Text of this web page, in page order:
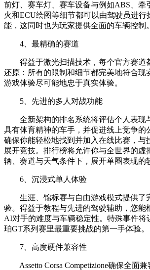
前灯、赛车灯、赛车设备与例如ABS、牵
火和ECU绘图等细节都可以由驾驶员进行
能，这同时也为玩家提供全面的车辆控制。
4、最精确的赛道
得益于激光扫描技术，每个官方赛道
还原：所有的限制和细节都完美地符合现
游戏体验尽可能地忠于真实体验。
5、先进的多人对战功能
全新架构的排名系统将评估个人表现
具有体育精神的车手，并促进线上竞争的
确保你能轻松地找到并加入在线比赛，与
展开竞技。排行榜将允许你与全世界的虚
辆、赛道与天气条件下，展开单圈表现的
6、沉浸式单人体验
生涯、锦标赛与自由游戏模式提供了
验。得益于教程与先进的驾驶辅助，您能
AI对手的难度与车辆稳定性。特殊事件将
珀GT系列赛里最重要挑战的第一手体验。
7、高度硬件兼容性
Assetto Corsa Competizione确保全面